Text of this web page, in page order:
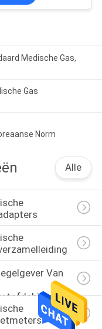
Medische Gas,
Gas
Norm
Alle
Van